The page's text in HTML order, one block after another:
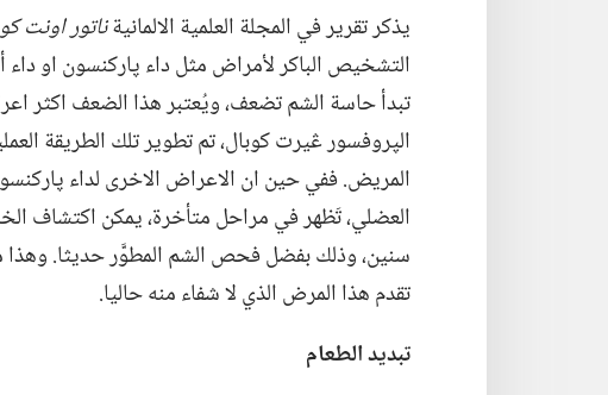
يذكر تقرير في المجلة العلمية الالمانيةناتور
التشخيص الباكر لأمراض مثل داء پاركنسون او داء
تبدأ حاسة الشم تضعف،‏ ويُعتبر هذا الضعف اكثر
الپروفسور ڠيرت كوبال،‏ تم تطوير تلك الطريقة
المريض.‏ ففي حين ان الاعراض الاخرى لداء
العضلي،‏ تَظهر في مراحل متأخرة،‏ يمكن اكتشاف
سنين،‏ وذلك بفضل فحص الشم المطوَّر حديثا.‏ وهذا
تقدم هذا المرض الذي لا شفاء منه حاليا.‏
تبديد الطعام